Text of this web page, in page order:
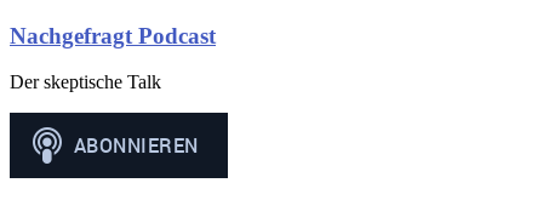
Nachgefragt Podcast
Der skeptische Talk